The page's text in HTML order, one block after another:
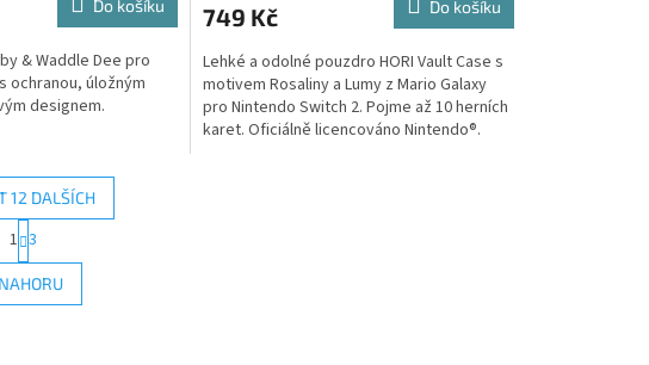
Do košíku
& Waddle Dee pro
ochranou, úložným
designem.
749 Kč Do košíku
Lehké a odolné pouzdro HORI Vault Case s
motivem Rosaliny a Lumy z Mario Galaxy
pro Nintendo Switch 2. Pojme až 10 herních
karet. Oficiálně licencováno Nintendo®.
O
v
l
12 DALŠÍCH
S
t
r
á
n
1 3
NAHORU